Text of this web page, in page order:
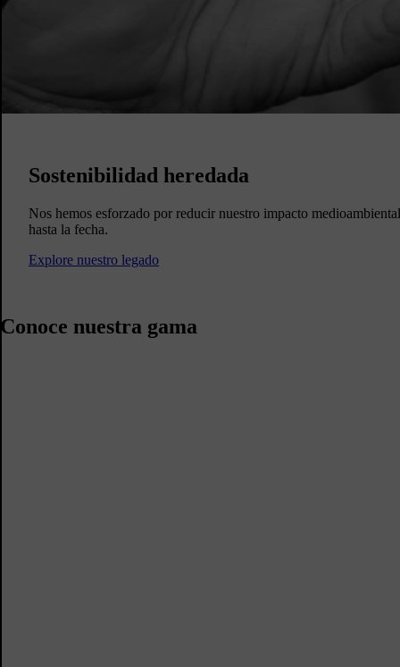
Sostenibilidad heredada
Nos hemos esforzado por reducir nuestro impacto
hasta la fecha.
Explore nuestro legado
Conoce nuestra gama